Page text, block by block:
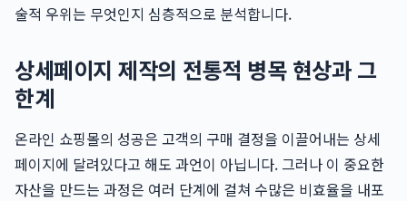
술적 우위는 무엇인지 심층적으로 분석합니다.
상세페이지 제작의 전통적 병목 현상과 그
한계
온라인 쇼핑몰의 성공은 고객의 구매 결정을 이끌어내는 상세
페이지에 달려있다고 해도 과언이 아닙니다. 그러나 이 중요한
자산을 만드는 과정은 여러 단계에 걸쳐 수많은 비효율을 내포